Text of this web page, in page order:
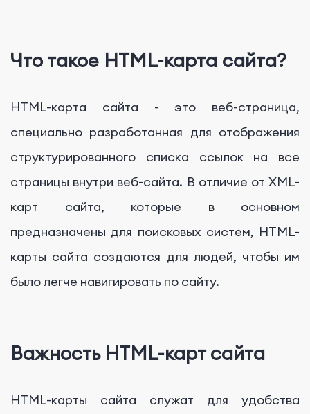
Что такое HTML-карта сайта?
HTML-карта сайта - это веб-страница,
специально разработанная для отображения
структурированного списка ссылок на все
страницы внутри веб-сайта. В отличие от XML-
карт сайта, которые в основном
предназначены для поисковых систем, HTML-
карты сайта создаются для людей, чтобы им
было легче навигировать по сайту.
Важность HTML-карт сайта
HTML-карты сайта служат для удобства